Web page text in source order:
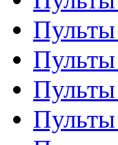
Пульты
Пульты